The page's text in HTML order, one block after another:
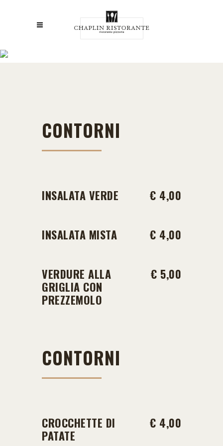
CONTORNI
INSALATA VERDE € 4,00
INSALATA MISTA € 4,00
VERDURE ALLA
GRIGLIA CON
PREZZEMOLO
€ 5,00
CONTORNI
CROCCHETTE DI
PATATE
€ 4,00